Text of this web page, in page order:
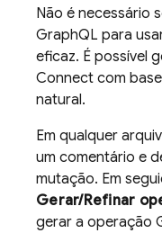
Não é necessário
GraphQL para
eficaz. É possível
Connect com
natural.
Em qualquer
um comentário e
mutação. Em
Gerar/Refinar
gerar a operação